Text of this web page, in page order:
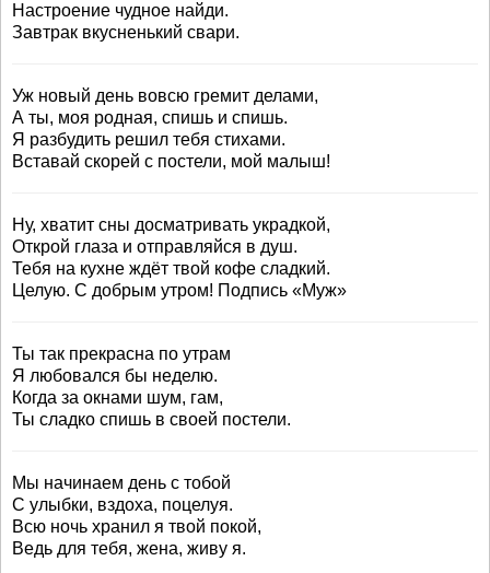
Настроение чудное найди.
Завтрак вкусненький свари.
Уж новый день вовсю гремит делами,
А ты, моя родная, спишь и спишь.
Я разбудить решил тебя стихами.
Вставай скорей с постели, мой малыш!
Ну, хватит сны досматривать украдкой,
Открой глаза и отправляйся в душ.
Тебя на кухне ждёт твой кофе сладкий.
Целую. С добрым утром! Подпись «Муж»
Ты так прекрасна по утрам
Я любовался бы неделю.
Когда за окнами шум, гам,
Ты сладко спишь в своей постели.
Мы начинаем день с тобой
С улыбки, вздоха, поцелуя.
Всю ночь хранил я твой покой,
Ведь для тебя, жена, живу я.